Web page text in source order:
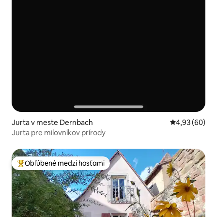
Jurta v meste Dernbach Priemerné
4,93 (60)
Jurta pre milovníkov prírody
Najobľúbenejšie medzi hosťami
Obľúbené medzi hosťami